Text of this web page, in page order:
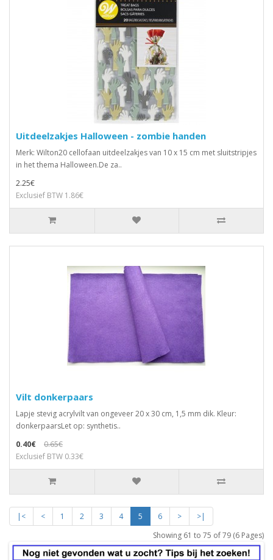
Uitdeelzakjes Halloween - zombie handen
Merk: Wilton20 cellofaan uitdeelzakjes van 10 x 15 cm met sluitstripjes
in het thema Halloween.De za..
2.25€
Exclusief BTW 1.86€
Vilt donkerpaars
Lapje stevig acrylvilt van ongeveer 20 x 30 cm, 1,5 mm dik. Kleur:
donkerpaarsLet op: synthetis..
0.40€
0.65€
Exclusief BTW 0.33€
|< < 1 2 3 4 5 6 >
>|
Showing 61 to 75 of 79 (6 Pages)